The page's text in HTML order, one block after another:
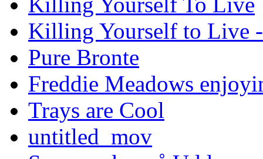
Killing Yourself to Live -
Pure Bronte
Freddie Meadows
Trays are Cool
untitled_mov